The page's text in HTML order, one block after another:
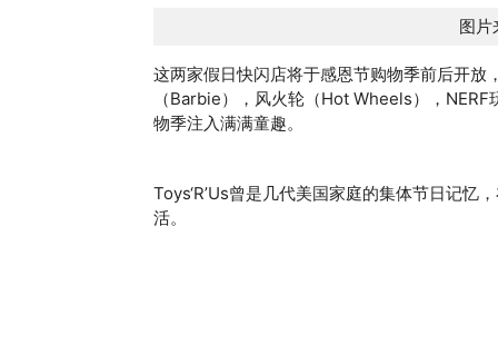
图片
这两家假日快闪店将于感恩节购物季前后开放
（Barbie），风火轮（Hot Wheels），
物季注入满满童趣。
Toys‘R’Us曾是几代美国家庭的集体节日记忆
活。